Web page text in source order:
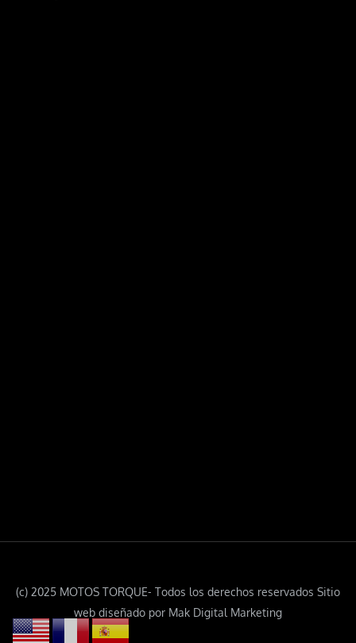
(c) 2025 MOTOS TORQUE- Todos los derechos reservados Sitio
web diseñado por Mak Digital Marketing